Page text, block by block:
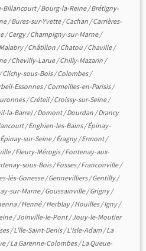
Billancourt/Bourg-la-Reine/Brétigny-
/Bures-sur-Yvette/Cachan /Carrières-
/Cergy/Champigny-sur-Marne/
/Châtillon /Chatou /Chaville/
/Chevilly-Larue/Chilly-Mazarin /
/Clichy-sous-Bois/Colombes/
Essonnes/Cormeilles-en-Parisis/
/Créteil/Croissy-sur-Seine/
la-Barre) /Domont/Dourdan /Drancy
/Enghien-les-Bains/Épinay-
Épinay-sur-Seine/Éragny/Ermont/
/Fleury-Mérogis/Fontenay-aux-
sous-Bois/Fosses/Franconville/
lès-Gonesse/Gennevilliers/Gentilly/
sur-Marne/Goussainville/Grigny/
/Henné/Herblay/Houilles/Igny/
/Joinville-le-Pont/Jouy-le-Moutier
/L'Île-Saint-Denis/L'Isle-Adam /La
/La Garenne-Colombes/La Queue-